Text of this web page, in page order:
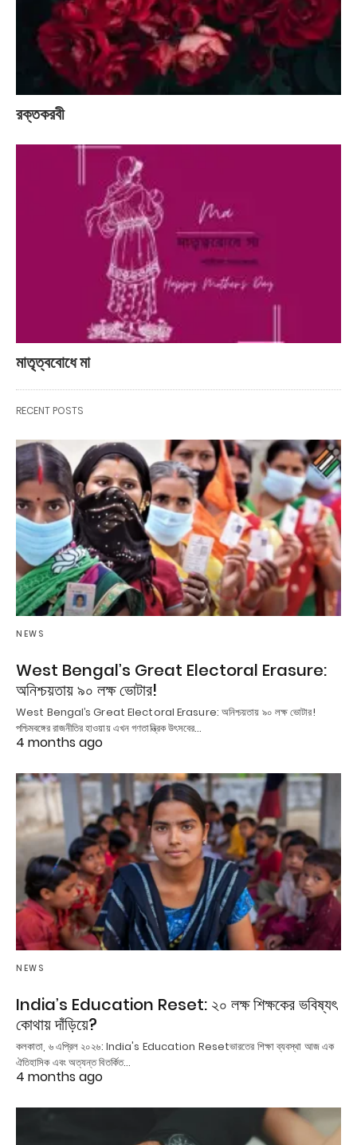
রক্তকরবী
মাতৃত্ববোধে মা
RECENT POSTS
NEWS
West Bengal’s Great Electoral Erasure:
অনিশ্চয়তায় ৯০ লক্ষ ভোটার!
West Bengal’s Great Electoral Erasure: অনিশ্চয়তায় ৯০ লক্ষ ভোটার!
পশ্চিমবঙ্গের রাজনীতির হাওয়ায় এখন গণতান্ত্রিক উৎসবের…
4 months ago
NEWS
India’s Education Reset: ২০ লক্ষ শিক্ষকের ভবিষ্যৎ
কোথায় দাঁড়িয়ে?
কলকাতা, ৬ এপ্রিল ২০২৬: India's Education Resetভারতের শিক্ষা ব্যবস্থা আজ এক
ঐতিহাসিক এবং অত্যন্ত বিতর্কিত…
4 months ago